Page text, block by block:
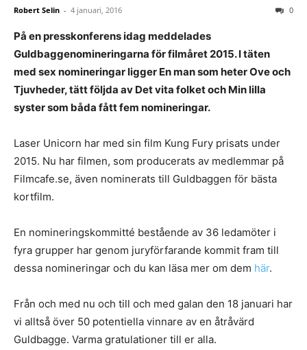
Robert Selin - 4 januari, 2016 0
På en presskonferens idag meddelades
Guldbaggenomineringarna för filmåret 2015. I täten
med sex nomineringar ligger En man som heter Ove och
Tjuvheder, tätt följda av Det vita folket och Min lilla
syster som båda fått fem nomineringar.
Laser Unicorn har med sin film Kung Fury prisats under
2015. Nu har filmen, som producerats av medlemmar på
Filmcafe.se, även nominerats till Guldbaggen för bästa
kortfilm.
En nomineringskommitté bestående av 36 ledamöter i
fyra grupper har genom juryförfarande kommit fram till
dessa nomineringar och du kan läsa mer om dem här.
Från och med nu och till och med galan den 18 januari har
vi alltså över 50 potentiella vinnare av en åtråvärd
Guldbagge. Varma gratulationer till er alla.